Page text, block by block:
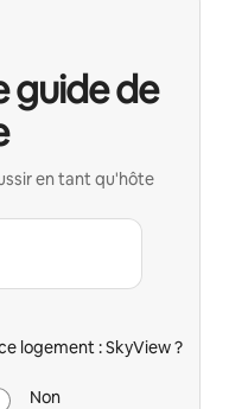
guide de
en tant qu'hôte
logement : SkyView ?
Non